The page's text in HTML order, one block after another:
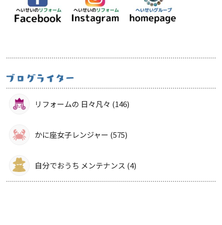
リフォームの 日々凡々 (146)
かに座女子レンジャー (575)
自分でおうち メンテナンス (4)